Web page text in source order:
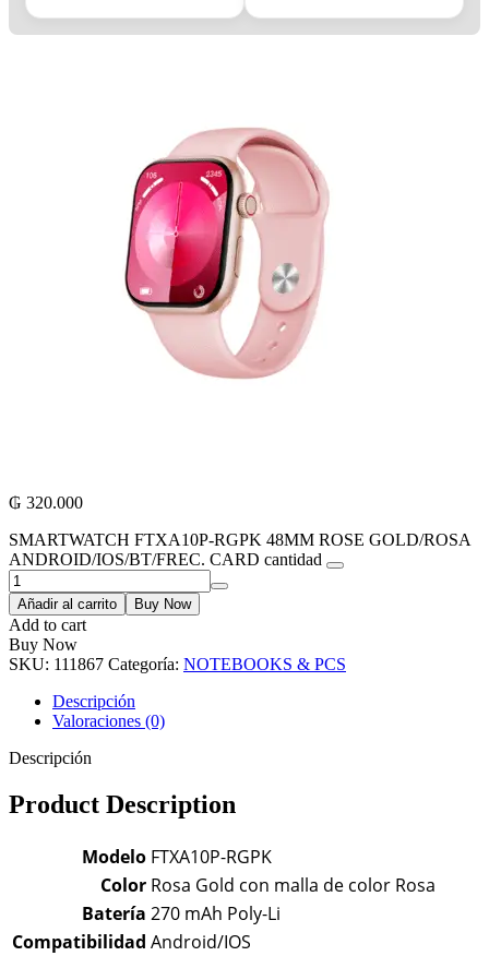
₲ 320.000
SMARTWATCH FTXA10P-RGPK 48MM ROSE GOLD/ROSA
ANDROID/IOS/BT/FREC. CARD cantidad
Añadir al carrito Buy Now
Add to cart
Buy Now
SKU: 111867 Categoría: NOTEBOOKS & PCS
Descripción
Valoraciones (0)
Descripción
Product Description
Modelo FTXA10P-RGPK
Color Rosa Gold con malla de color Rosa
Batería 270 mAh Poly-Li
Compatibilidad Android/IOS